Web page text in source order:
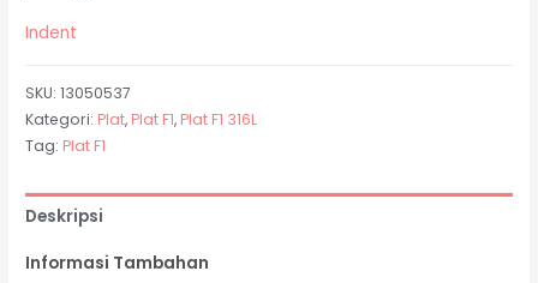
Indent
SKU:13050537
Kategori: Plat, Plat F1, Plat F1 316L
Tag: Plat F1
Deskripsi
Informasi Tambahan